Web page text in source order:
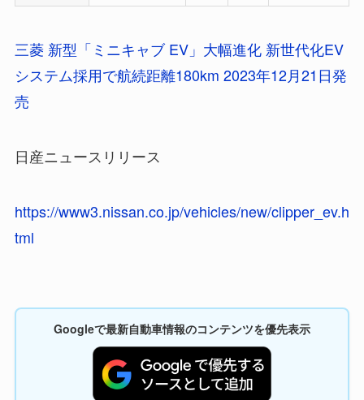
三菱 新型「ミニキャブ EV」大幅進化 新世代化EV
システム採用で航続距離180km 2023年12月21日発
売
日産ニュースリリース
https://www3.nissan.co.jp/vehicles/new/clipper_ev.h
tml
Googleで最新自動車情報のコンテンツを優先表示